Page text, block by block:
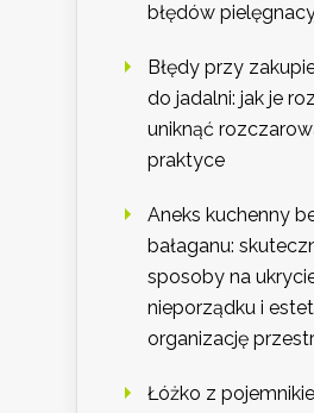
błędów
Błędy przy
do jadalni: jak je
uniknąć
praktyce
Aneks kuchenny
bałaganu:
sposoby na
nieporządku i
organizację
Łóżko z